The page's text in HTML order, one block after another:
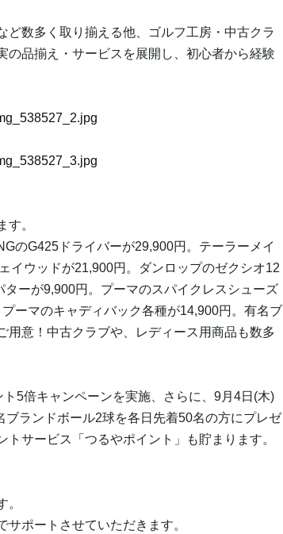
数多く取り揃える他、ゴルフ工房・中古クラ
の品揃え・サービスを展開し、初心者から経験
す。
のG425ドライバーが29,900円。テーラーメイ
イウッドが21,900円。ダンロップのゼクシオ12
ーが9,900円。プーマのスパイクレスシューズ
ーマのキャディバック各種が14,900円。有名ブ
用意！中古クラブや、レディース用商品も数多
5倍キャンペーンを実施、さらに、9月4日(木)
ランドボール2球を各日先着50名の方にプレゼ
サービス「つるやポイント」も貯まります。
。
ポートさせていただきます。